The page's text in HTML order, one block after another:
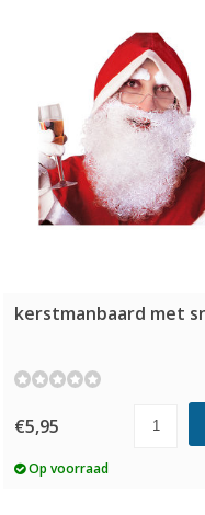
kerstmanbaard met
€5,95
Op voorraad